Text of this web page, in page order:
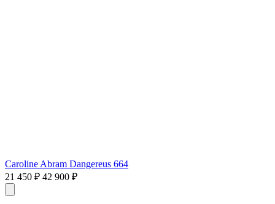
Caroline Abram Dangereus 664
21 450 ₽ 42 900 ₽